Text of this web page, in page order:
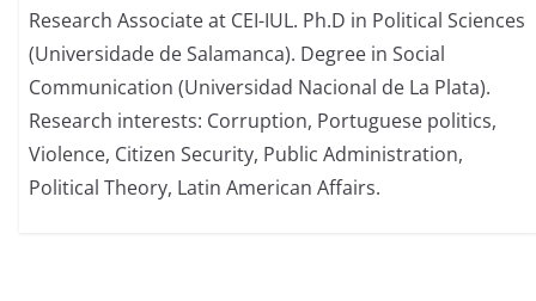
Research Associate at CEI-IUL. Ph.D in Political Sciences
(Universidade de Salamanca). Degree in Social
Communication (Universidad Nacional de La Plata).
Research interests: Corruption, Portuguese politics,
Violence, Citizen Security, Public Administration,
Political Theory, Latin American Affairs.